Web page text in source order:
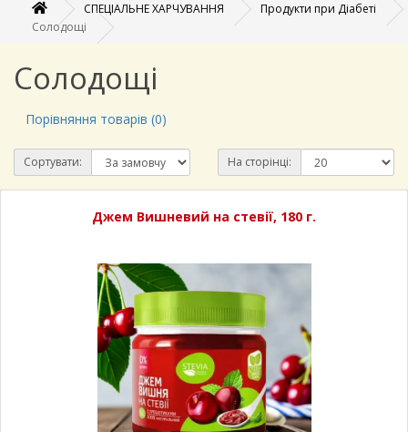
СПЕЦІАЛЬНЕ ХАРЧУВАННЯ
Продукти при Діабеті
Солодощі
Солодощі
Порівняння товарів (0)
Сортувати: На сторінці:
Джем Вишневий на стевії, 180 г.